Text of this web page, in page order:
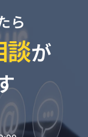
ら
談が